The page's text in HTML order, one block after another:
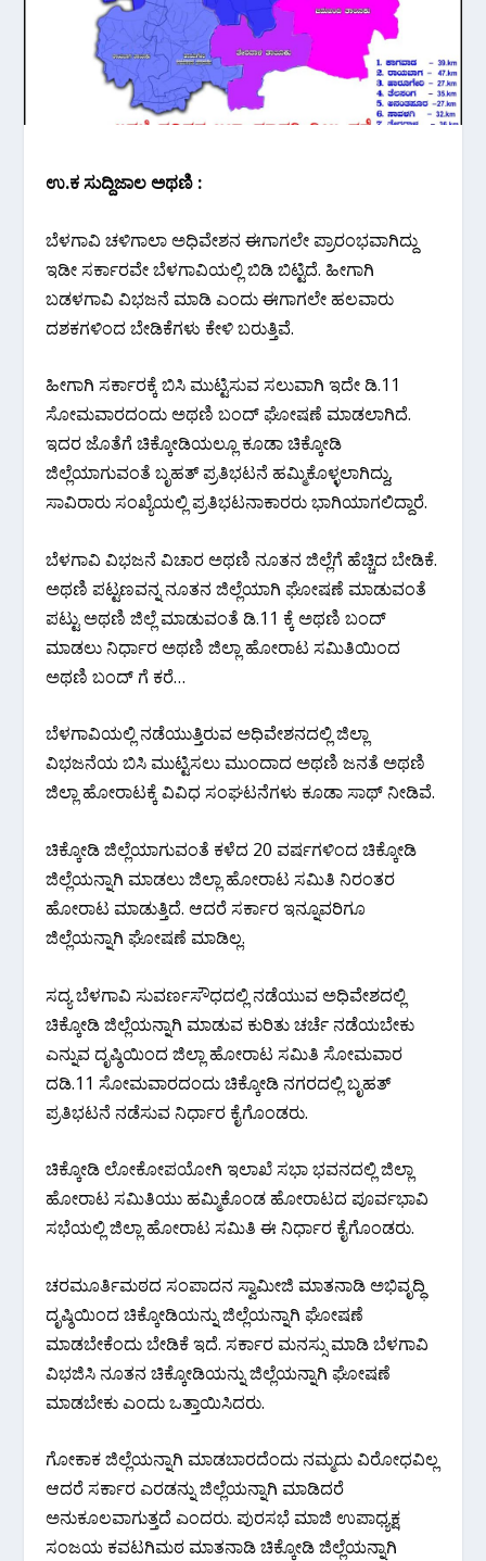
ಉ.ಕ ಸುದ್ದಿಜಾಲ ಅಥಣಿ :
ಬೆಳಗಾವಿ ಚಳಿಗಾಲಾ ಅಧಿವೇಶನ ಈಗಾಗಲೇ ಪ್ರಾರಂಭವಾಗಿದ್ದು
ಇಡೀ‌ ಸರ್ಕಾರವೇ ಬೆಳಗಾವಿಯಲ್ಲಿ ಬಿಡಿ ಬಿಟ್ಟಿದೆ. ಹೀಗಾಗಿ
ಬಡಳಗಾವಿ ವಿಭಜನೆ ಮಾಡಿ ಎಂದು ಈಗಾಗಲೇ ಹಲವಾರು
ದಶಕಗಳಿಂದ ಬೇಡಿಕೆಗಳು ಕೇಳಿ ಬರುತ್ತಿವೆ.
ಹೀಗಾಗಿ ಸರ್ಕಾರಕ್ಕೆ ಬಿಸಿ ಮುಟ್ಟಿಸುವ ಸಲುವಾಗಿ ಇದೇ ಡಿ.11
ಸೋಮವಾರದಂದು ಅಥಣಿ ಬಂದ್ ಘೋಷಣೆ ಮಾಡಲಾಗಿದೆ.
ಇದರ ಜೊತೆಗೆ ಚಿಕ್ಕೋಡಿಯಲ್ಲೂ ಕೂಡಾ ಚಿಕ್ಕೋಡಿ
ಜಿಲ್ಲೆಯಾಗುವಂತೆ ಬೃಹತ್ ಪ್ರತಿಭಟನೆ ಹಮ್ಮಿಕೊಳ್ಳಲಾಗಿದ್ದು,
ಸಾವಿರಾರು ಸಂಖ್ಯೆಯಲ್ಲಿ ಪ್ರತಿಭಟನಾಕಾರರು ಭಾಗಿಯಾಗಲಿದ್ದಾರೆ.
ಬೆಳಗಾವಿ ವಿಭಜನೆ ವಿಚಾರ ಅಥಣಿ ನೂತನ ಜಿಲ್ಲೆಗೆ ಹೆಚ್ಚಿದ ಬೇಡಿಕೆ.
ಅಥಣಿ ಪಟ್ಟಣವನ್ನ ನೂತನ ಜಿಲ್ಲೆಯಾಗಿ ಘೋಷಣೆ ಮಾಡುವಂತೆ
ಪಟ್ಟು ಅಥಣಿ ಜಿಲ್ಲೆ ಮಾಡುವಂತೆ ಡಿ.11 ಕ್ಕೆ ಅಥಣಿ ಬಂದ್
ಮಾಡಲು ನಿರ್ಧಾರ ಅಥಣಿ ಜಿಲ್ಲಾ ಹೋರಾಟ ಸಮಿತಿಯಿಂದ
ಅಥಣಿ ಬಂದ್ ಗೆ ಕರೆ…
ಬೆಳಗಾವಿಯಲ್ಲಿ ನಡೆಯುತ್ತಿರುವ ಅಧಿವೇಶನದಲ್ಲಿ ಜಿಲ್ಲಾ
ವಿಭಜನೆಯ ಬಿಸಿ ಮುಟ್ಟಿಸಲು ಮುಂದಾದ ಅಥಣಿ ಜನತೆ ಅಥಣಿ
ಜಿಲ್ಲಾ ಹೋರಾಟಕ್ಕೆ ವಿವಿಧ ಸಂಘಟನೆಗಳು ಕೂಡಾ ಸಾಥ್ ನೀಡಿವೆ.
ಚಿಕ್ಕೋಡಿ ಜಿಲ್ಲೆಯಾಗುವಂತೆ ಕಳೆದ 20 ವರ್ಷಗಳಿಂದ ಚಿಕ್ಕೋಡಿ
ಜಿಲ್ಲೆಯನ್ನಾಗಿ ಮಾಡಲು ಜಿಲ್ಲಾ ಹೋರಾಟ ಸಮಿತಿ ನಿರಂತರ
ಹೋರಾಟ ಮಾಡುತ್ತಿದೆ. ಆದರೆ ಸರ್ಕಾರ ಇನ್ನೂವರಿಗೂ
ಜಿಲ್ಲೆಯನ್ನಾಗಿ ಘೋಷಣೆ ಮಾಡಿಲ್ಲ.
ಸದ್ಯ ಬೆಳಗಾವಿ ಸುವರ್ಣಸೌಧದಲ್ಲಿ ನಡೆಯುವ ಅಧಿವೇಶದಲ್ಲಿ
ಚಿಕ್ಕೋಡಿ ಜಿಲ್ಲೆಯನ್ನಾಗಿ ಮಾಡುವ ಕುರಿತು ಚರ್ಚೆ ನಡೆಯಬೇಕು
ಎನ್ನುವ ದೃಷ್ಠಿಯಿಂದ ಜಿಲ್ಲಾ ಹೋರಾಟ ಸಮಿತಿ ಸೋಮವಾರ
ದಡಿ.11 ಸೋಮವಾರದಂದು ಚಿಕ್ಕೋಡಿ ನಗರದಲ್ಲಿ ಬೃಹತ್
ಪ್ರತಿಭಟನೆ ನಡೆಸುವ ನಿರ್ಧಾರ ಕೈಗೊಂಡರು.
ಚಿಕ್ಕೋಡಿ ಲೋಕೋಪಯೋಗಿ ಇಲಾಖೆ ಸಭಾ ಭವನದಲ್ಲಿ ಜಿಲ್ಲಾ
ಹೋರಾಟ ಸಮಿತಿಯು ಹಮ್ಮಿಕೊಂಡ ಹೋರಾಟದ ಪೂರ್ವಭಾವಿ
ಸಭೆಯಲ್ಲಿ ಜಿಲ್ಲಾ ಹೋರಾಟ ಸಮಿತಿ ಈ ನಿರ್ಧಾರ ಕೈಗೊಂಡರು.
ಚರಮೂರ್ತಿಮಠದ ಸಂಪಾದನ ಸ್ವಾಮೀಜಿ ಮಾತನಾಡಿ ಅಭಿವೃದ್ಧಿ
ದೃಷ್ಠಿಯಿಂದ ಚಿಕ್ಕೋಡಿಯನ್ನು ಜಿಲ್ಲೆಯನ್ನಾಗಿ ಘೋಷಣೆ
ಮಾಡಬೇಕೆಂದು ಬೇಡಿಕೆ ಇದೆ. ಸರ್ಕಾರ ಮನಸ್ಸು ಮಾಡಿ ಬೆಳಗಾವಿ
ವಿಭಜಿಸಿ ನೂತನ ಚಿಕ್ಕೋಡಿಯನ್ನು ಜಿಲ್ಲೆಯನ್ನಾಗಿ ಘೋಷಣೆ
ಮಾಡಬೇಕು ಎಂದು ಒತ್ತಾಯಿಸಿದರು.
ಗೋಕಾಕ ಜಿಲ್ಲೆಯನ್ನಾಗಿ ಮಾಡಬಾರದೆಂದು ನಮ್ಮದು ವಿರೋಧವಿಲ್ಲ
ಆದರೆ ಸರ್ಕಾರ ಎರಡನ್ನು ಜಿಲ್ಲೆಯನ್ನಾಗಿ ಮಾಡಿದರೆ
ಅನುಕೂಲವಾಗುತ್ತದೆ ಎಂದರು. ಪುರಸಭೆ ಮಾಜಿ ಉಪಾಧ್ಯಕ್ಷ
ಸಂಜಯ ಕವಟಗಿಮಠ ಮಾತನಾಡಿ ಚಿಕ್ಕೋಡಿ ಜಿಲ್ಲೆಯನ್ನಾಗಿ